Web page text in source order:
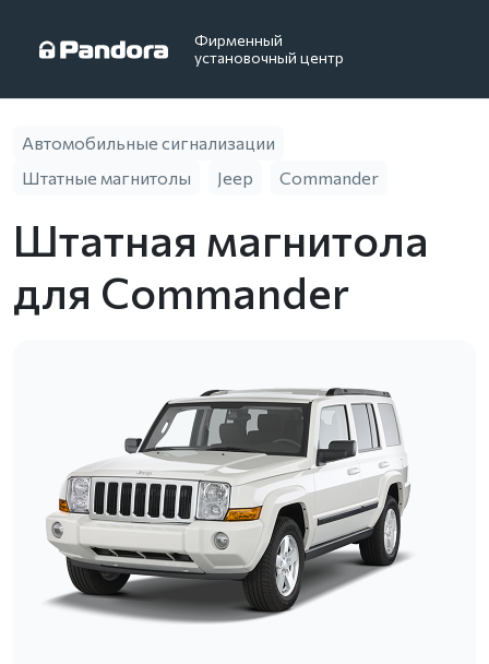
Фирменный
установочный центр
Автомобильные сигнализации
Штатные магнитолы
Jeep Commander
Штатная магнитола
для Commander